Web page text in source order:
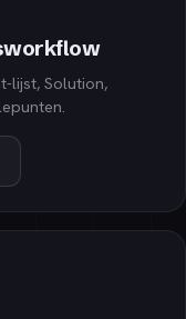
lijst, Solution,